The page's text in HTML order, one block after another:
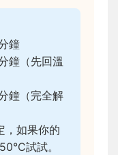
鐘
鐘（先回溫
鐘（完全解
，如果你的
試試。